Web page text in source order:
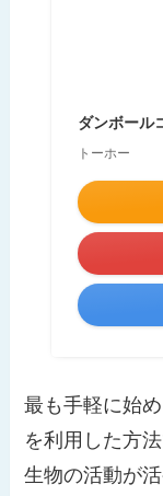
ダンボール
トーホー
最も手軽に始
を利用した方
生物の活動が